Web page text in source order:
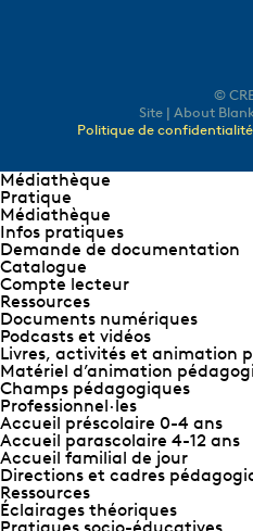
©
Site | About
Politique de confidentialité
Médiathèque
Pratique
Médiathèque
Infos pratiques
Demande de documentation
Catalogue
Compte lecteur
Ressources
Documents numériques
Podcasts et vidéos
Livres, activités et animation
Matériel d’animation
Champs pédagogiques
Professionnel∙les
Accueil préscolaire 0-4 ans
Accueil parascolaire 4-12 ans
Accueil familial de jour
Directions et cadres
Ressources
Éclairages théoriques
Pratiques socio-éducatives